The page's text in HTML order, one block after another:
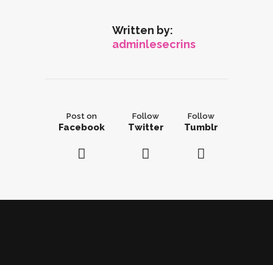
Written by:
adminlesecrins
Post on
Facebook
Follow
Twitter
Follow
Tumblr